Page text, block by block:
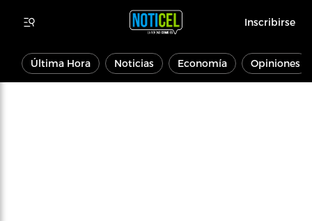
Inscribirse
Última Hora Noticias Economía Opiniones